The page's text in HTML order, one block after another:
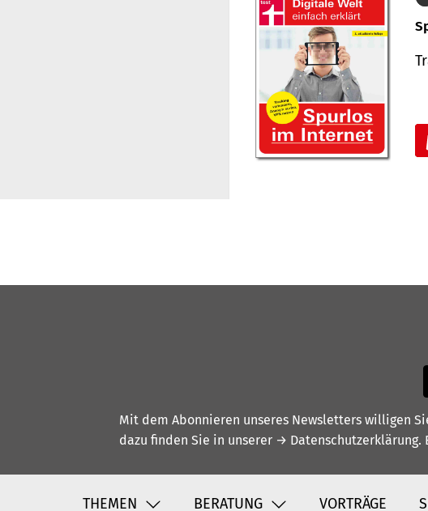
Mit dem Abonnieren unseres Newsletters willigen
dazu finden Sie in unserer → Datenschutzerklärung.
THEMEN BERATUNG VORTRÄGE